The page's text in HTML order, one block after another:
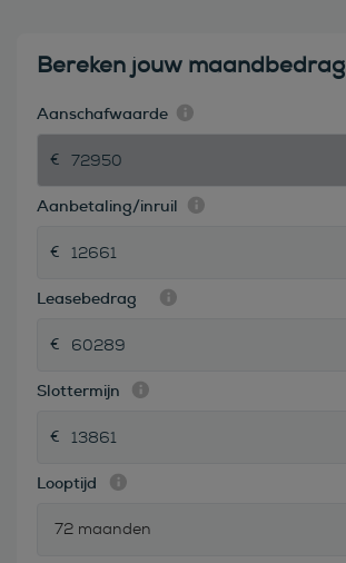
Bereken jouw maandbedrag
Aanschafwaarde
Aanbetaling/inruil
Leasebedrag
Slottermijn
Looptijd
72 maanden